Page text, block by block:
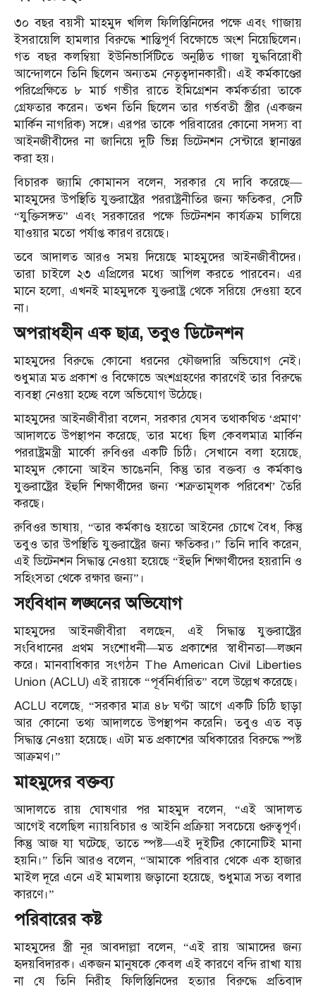
৩০ বছর বয়সী মাহমুদ খলিল ফিলিস্তিনিদের পক্ষে এবং গাজায়
ইসরায়েলি হামলার বিরুদ্ধে শান্তিপূর্ণ বিক্ষোভে অংশ নিয়েছিলেন।
গত বছর কলম্বিয়া ইউনিভার্সিটিতে অনুষ্ঠিত গাজা যুদ্ধবিরোধী
আন্দোলনে তিনি ছিলেন অন্যতম নেতৃত্বদানকারী। এই কর্মকাণ্ডের
পরিপ্রেক্ষিতে ৮ মার্চ গভীর রাতে ইমিগ্রেশন কর্মকর্তারা তাকে
গ্রেফতার করেন। তখন তিনি ছিলেন তার গর্ভবতী স্ত্রীর (একজন
মার্কিন নাগরিক) সঙ্গে। এরপর তাকে পরিবারের কোনো সদস্য বা
আইনজীবীদের না জানিয়ে দুটি ভিন্ন ডিটেনশন সেন্টারে স্থানান্তর
করা হয়।
বিচারক জ্যামি কোমানস বলেন, সরকার যে দাবি করেছে—
মাহমুদের উপস্থিতি যুক্তরাষ্ট্রের পররাষ্ট্রনীতির জন্য ক্ষতিকর, সেটি
“যুক্তিসঙ্গত” এবং সরকারের পক্ষে ডিটেনশন কার্যক্রম চালিয়ে
যাওয়ার মতো পর্যাপ্ত কারণ রয়েছে।
তবে আদালত আরও সময় দিয়েছে মাহমুদের আইনজীবীদের।
তারা চাইলে ২৩ এপ্রিলের মধ্যে আপিল করতে পারবেন। এর
মানে হলো, এখনই মাহমুদকে যুক্তরাষ্ট্র থেকে সরিয়ে দেওয়া হবে
না।
অপরাধহীন এক ছাত্র, তবুও ডিটেনশন
মাহমুদের বিরুদ্ধে কোনো ধরনের ফৌজদারি অভিযোগ নেই।
শুধুমাত্র মত প্রকাশ ও বিক্ষোভে অংশগ্রহণের কারণেই তার বিরুদ্ধে
ব্যবস্থা নেওয়া হচ্ছে বলে অভিযোগ উঠেছে।
মাহমুদের আইনজীবীরা বলেন, সরকার যেসব তথাকথিত ‘প্রমাণ’
আদালতে উপস্থাপন করেছে, তার মধ্যে ছিল কেবলমাত্র মার্কিন
পররাষ্ট্রমন্ত্রী মার্কো রুবিওর একটি চিঠি। সেখানে বলা হয়েছে,
মাহমুদ কোনো আইন ভাঙেননি, কিন্তু তার বক্তব্য ও কর্মকাণ্ড
যুক্তরাষ্ট্রের ইহুদি শিক্ষার্থীদের জন্য ‘শত্রুতামূলক পরিবেশ’ তৈরি
করছে।
রুবিওর ভাষায়, “তার কর্মকাণ্ড হয়তো আইনের চোখে বৈধ, কিন্তু
তবুও তার উপস্থিতি যুক্তরাষ্ট্রের জন্য ক্ষতিকর।” তিনি দাবি করেন,
এই ডিটেনশন সিদ্ধান্ত নেওয়া হয়েছে “ইহুদি শিক্ষার্থীদের হয়রানি ও
সহিংসতা থেকে রক্ষার জন্য”।
সংবিধান লঙ্ঘনের অভিযোগ
মাহমুদের আইনজীবীরা বলছেন, এই সিদ্ধান্ত যুক্তরাষ্ট্রের
সংবিধানের প্রথম সংশোধনী—মত প্রকাশের স্বাধীনতা—লঙ্ঘন
করে। মানবাধিকার সংগঠন The American Civil Liberties
Union (ACLU) এই রায়কে “পূর্বনির্ধারিত” বলে উল্লেখ করেছে।
ACLU বলেছে, “সরকার মাত্র ৪৮ ঘণ্টা আগে একটি চিঠি ছাড়া
আর কোনো তথ্য আদালতে উপস্থাপন করেনি। তবুও এত বড়
সিদ্ধান্ত নেওয়া হয়েছে। এটা মত প্রকাশের অধিকারের বিরুদ্ধে স্পষ্ট
আক্রমণ।”
মাহমুদের বক্তব্য
আদালতে রায় ঘোষণার পর মাহমুদ বলেন, “এই আদালত
আগেই বলেছিল ন্যায়বিচার ও আইনি প্রক্রিয়া সবচেয়ে গুরুত্বপূর্ণ।
কিন্তু আজ যা ঘটেছে, তাতে স্পষ্ট—এই দুইটির কোনোটিই মানা
হয়নি।” তিনি আরও বলেন, “আমাকে পরিবার থেকে এক হাজার
মাইল দূরে এনে এই মামলায় জড়ানো হয়েছে, শুধুমাত্র সত্য বলার
কারণে।”
পরিবারের কষ্ট
মাহমুদের স্ত্রী নূর আবদাল্লা বলেন, “এই রায় আমাদের জন্য
হৃদয়বিদারক। একজন মানুষকে কেবল এই কারণে বন্দি রাখা যায়
না যে তিনি নিরীহ ফিলিস্তিনিদের হত্যার বিরুদ্ধে প্রতিবাদ